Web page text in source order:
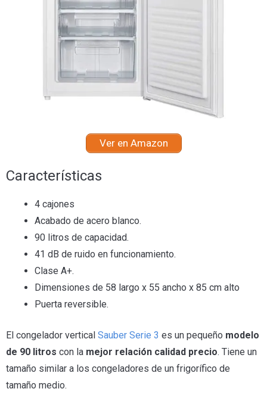
Ver en Amazon
Características
4 cajones
Acabado de acero blanco.
90 litros de capacidad.
41 dB de ruido en funcionamiento.
Clase A+.
Dimensiones de 58 largo x 55 ancho x 85 cm alto
Puerta reversible.
El congelador vertical Sauber Serie 3 es un pequeño modelo
de 90 litros con la mejor relación calidad precio. Tiene un
tamaño similar a los congeladores de un frigorífico de
tamaño medio.